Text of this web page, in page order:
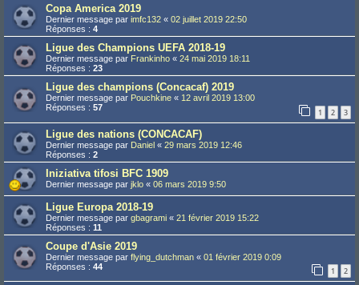
Copa America 2019
Dernier message par imfc132 « 02 juillet 2019 22:50
Réponses : 4
Ligue des Champions UEFA 2018-19
Dernier message par Frankinho « 24 mai 2019 18:11
Réponses : 23
Ligue des champions (Concacaf) 2019
Dernier message par Pouchkine « 12 avril 2019 13:00
Réponses : 57 1 2 3
Ligue des nations (CONCACAF)
Dernier message par Daniel « 29 mars 2019 12:46
Réponses : 2
Iniziativa tifosi BFC 1909
Dernier message par jklo « 06 mars 2019 9:50
Ligue Europa 2018-19
Dernier message par gbagrami « 21 février 2019 15:22
Réponses : 11
Coupe d'Asie 2019
Dernier message par flying_dutchman « 01 février 2019 0:09
Réponses : 44 1 2